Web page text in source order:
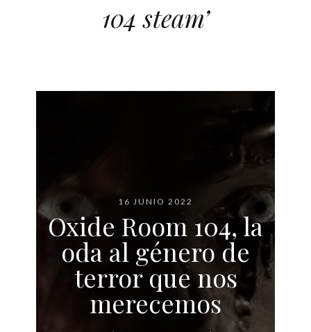
104 steam’
16 JUNIO 2022
Oxide Room 104, la
oda al género de
terror que nos
merecemos